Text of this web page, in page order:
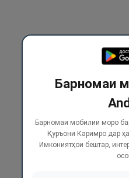
Барномаи
Барномаи мобилии моро
Қуръони Каримро дар
Имкониятҳои бештар,